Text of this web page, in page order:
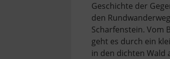
Geschichte der
den
Scharfenstein. Vom
geht es durch ein
in den dichten Wald